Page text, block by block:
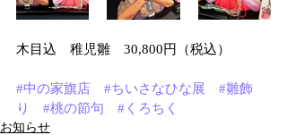
木目込　稚児雛　30,800円（税込）
#中の家旗店 #ちいさなひな展
#雛飾
り
#桃の節句 #くろちく
お知らせ